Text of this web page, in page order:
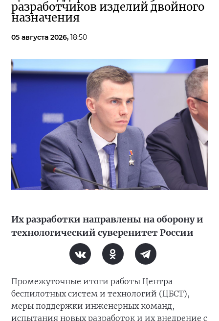
разработчиков изделий двойного
назначения
05 августа 2026, 18:50
Их разработки направлены на оборону и
технологический суверенитет России
Промежуточные итоги работы Центра
беспилотных систем и технологий (ЦБСТ),
меры поддержки инженерных команд,
испытания новых разработок и их внедрение с